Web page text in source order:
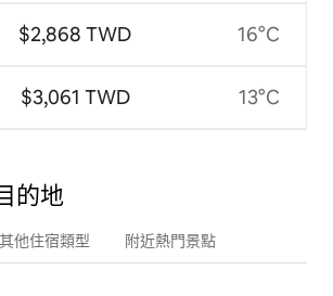
$2,868 TWD
$3,061 TWD
16°C
13°C
的地
其他住宿類型 附近熱門景點